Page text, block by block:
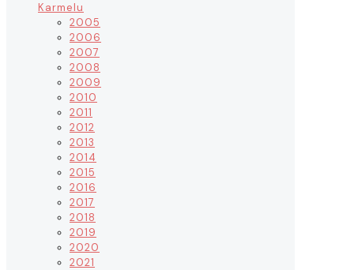
Karmelu
2005
2006
2007
2008
2009
2010
2011
2012
2013
2014
2015
2016
2017
2018
2019
2020
2021